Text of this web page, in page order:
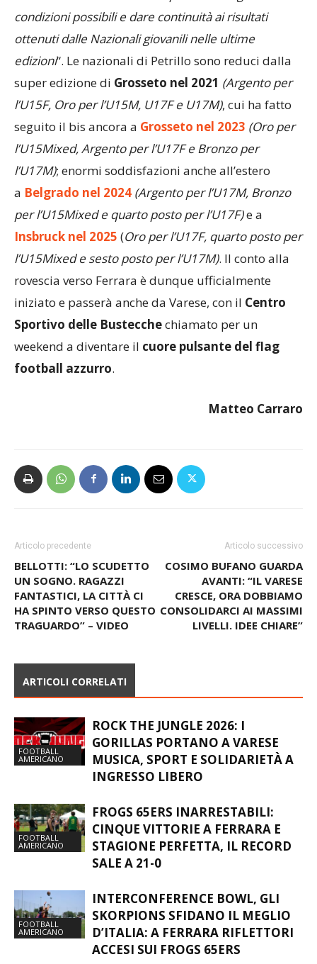
condizioni possibili e dare continuità ai risultati
ottenuti dalle Nazionali giovanili nelle ultime
edizioni“. Le nazionali di Petrillo sono reduci dalla
super edizione di Grosseto nel 2021 (Argento per
l’U15F, Oro per l’U15M, U17F e U17M), cui ha fatto
seguito il bis ancora a Grosseto nel 2023 (Oro per
l’U15Mixed, Argento per l’U17F e Bronzo per
l’U17M); enormi soddisfazioni anche all’estero
a Belgrado nel 2024 (Argento per l’U17M, Bronzo
per l’U15Mixed e quarto posto per l’U17F)e a
Insbruck nel 2025 (Oro per l’U17F, quarto posto per
l’U15Mixed e sesto posto per l’U17M). Il conto alla
rovescia verso Ferrara è dunque ufficialmente
iniziato e passerà anche da Varese, con il Centro
Sportivo delle Bustecchechiamato per un
weekend a diventare il cuore pulsante del flag
football azzurro.
Matteo Carraro
Articolo precedente
BELLOTTI: “LO SCUDETTO
UN SOGNO. RAGAZZI
FANTASTICI, LA CITTÀ CI
HA SPINTO VERSO QUESTO
TRAGUARDO” – VIDEO
Articolo successivo
COSIMO BUFANO GUARDA
AVANTI: “IL VARESE
CRESCE, ORA DOBBIAMO
CONSOLIDARCI AI MASSIMI
LIVELLI. IDEE CHIARE”
ARTICOLI CORRELATI
FOOTBALL
AMERICANO
ROCK THE JUNGLE 2026: I
GORILLAS PORTANO A VARESE
MUSICA, SPORT E SOLIDARIETÀ A
INGRESSO LIBERO
FOOTBALL
AMERICANO
FROGS 65ERS INARRESTABILI:
CINQUE VITTORIE A FERRARA E
STAGIONE PERFETTA, IL RECORD
SALE A 21-0
FOOTBALL
AMERICANO
INTERCONFERENCE BOWL, GLI
SKORPIONS SFIDANO IL MEGLIO
D’ITALIA: A FERRARA RIFLETTORI
ACCESI SUI FROGS 65ERS